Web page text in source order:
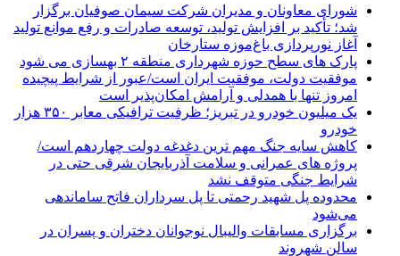
شورای معاونان و مدیران شرکت سیمان صوفیان برگزار
شد؛ تأکید بر افزایش تولید، توسعه صادرات و رفع موانع تولید
آغاز نورپردازی باغ‌موزه ستارخان
پارک های سطح حوزه شهرداری منطقه ۲ بهسازی می شود
موفقیت دولت، موفقیت ایران است/عبور از شرایط پیچیده
امروز تنها با همدلی و آرامش امکان‌پذیر است
یک میلیون خودرو در تبریز؛ ظرفیت ترافیکی معابر ۳۵۰ هزار
خودرو
کاهش سایه جنگ مهم ‌ترین دغدغه دولت چهاردهم است/
پروژه ‌های عمرانی و سلامت آذربایجان شرقی حتی در
شرایط جنگی متوقف نشد
محدوده پل شهید رحمتی تا پل سرداران فاتح ساماندهی
می‌شود
برگزاری مسابقات والیبال نوجوانان دختران و پسران در
سالن شهروند